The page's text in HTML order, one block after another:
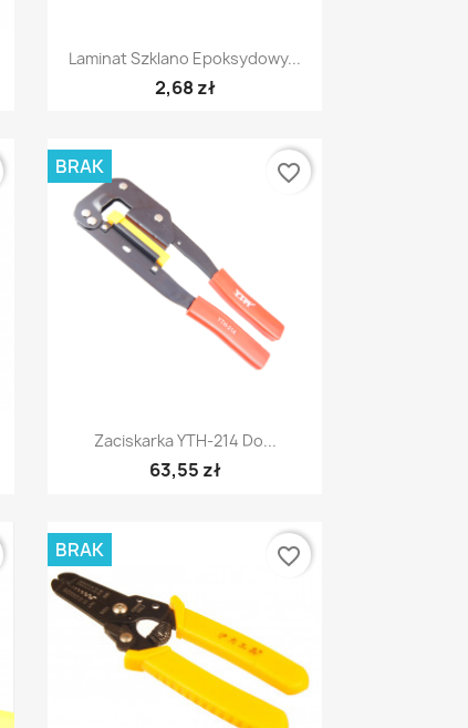
Szybki podgląd
Laminat Szklano Epoksydowy...
2,68 zł
Szybki podgląd
Zaciskarka YTH-214 Do...
63,55 zł
BRAK favorite_border
BRAK favorite_border